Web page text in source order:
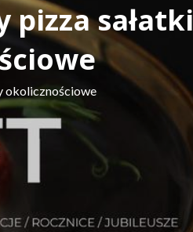
pizza sałatki
okolicznościowe